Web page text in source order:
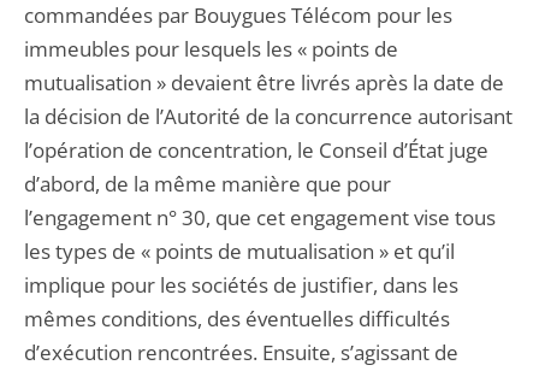
commandées par Bouygues Télécom pour les
immeubles pour lesquels les « points de
mutualisation » devaient être livrés après la date de
la décision de l’Autorité de la concurrence autorisant
l’opération de concentration, le Conseil d’État juge
d’abord, de la même manière que pour
l’engagement n° 30, que cet engagement vise tous
les types de « points de mutualisation » et qu’il
implique pour les sociétés de justifier, dans les
mêmes conditions, des éventuelles difficultés
d’exécution rencontrées. Ensuite, s’agissant de